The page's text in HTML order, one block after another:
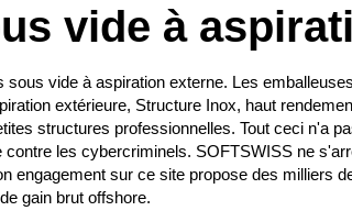
vide à
vide à aspiration externe. Les
extérieure, Structure Inox, haut
structures professionnelles. Tout ceci n'a
les cybercriminels. SOFTSWISS ne
engagement sur ce site propose des
gain brut offshore.